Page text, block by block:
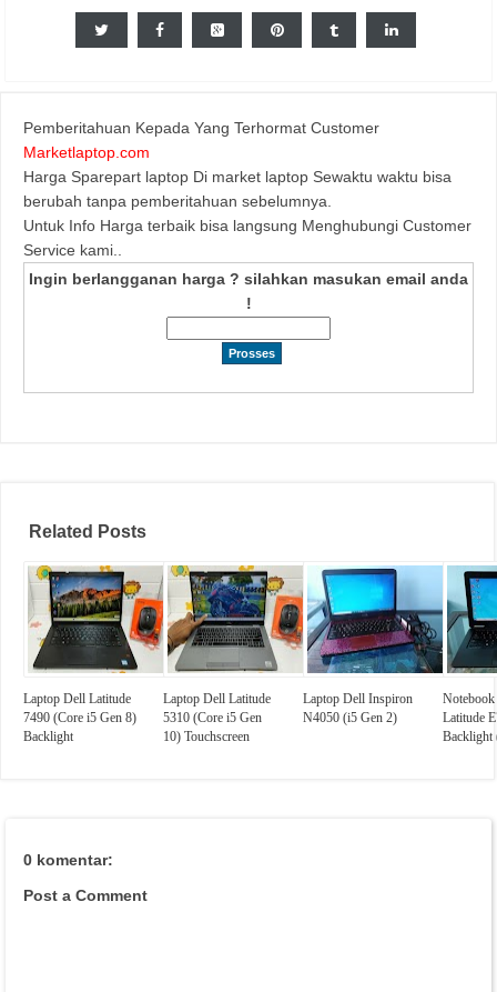
Pemberitahuan Kepada Yang Terhormat Customer
Marketlaptop.com
Harga Sparepart laptop Di market laptop Sewaktu waktu bisa
berubah tanpa pemberitahuan sebelumnya.
Untuk Info Harga terbaik bisa langsung Menghubungi Customer
Service kami..
Ingin berlangganan harga ? silahkan masukan email anda
!
Related Posts
Laptop Dell Latitude
7490 (Core i5 Gen 8)
Backlight
Laptop Dell Latitude
5310 (Core i5 Gen
10) Touchscreen
Laptop Dell Inspiron
N4050 (i5 Gen 2)
Latitude
Backlight
0 komentar:
Post a Comment